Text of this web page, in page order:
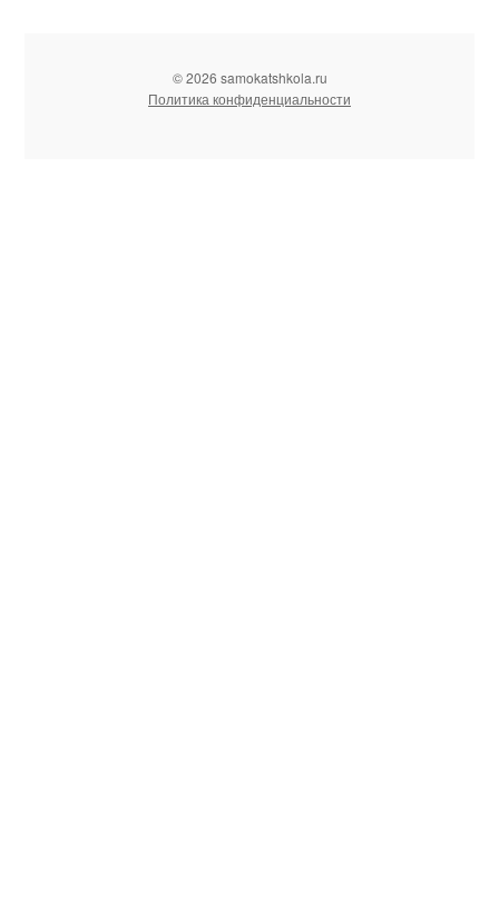
© 2026 samokatshkola.ru
Политика конфиденциальности